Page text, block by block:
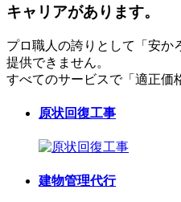
キャリアがあります。
プロ職人の誇りとして「安か
提供できません。
すべてのサービスで「適正価
原状回復工事
建物管理代行